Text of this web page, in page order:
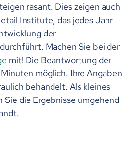
rasant. Dies zeigen auch
Institute, das jedes Jahr
der
Machen Sie bei der
mit! Die Beantwortung der
möglich. Ihre Angaben
behandelt. Als kleines
Sie die Ergebnisse umgehend